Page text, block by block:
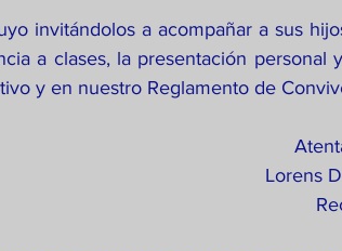
invitándolos a acompañar a sus
a clases, la presentación
y en nuestro Reglamento de
Lorens